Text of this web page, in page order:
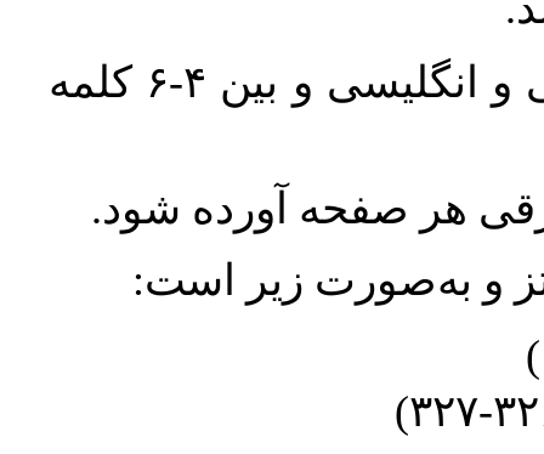
واژگان کلیدی بلافاصله پس از چکیده فارسی و انگلیسی و بین ۴-۶ کلمه
هر صفحه آورده شود.
و به‌صورت زیر است: